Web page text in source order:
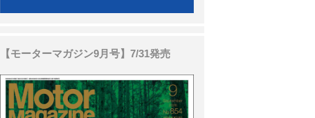
【モーターマガジン9月号】7/31発売